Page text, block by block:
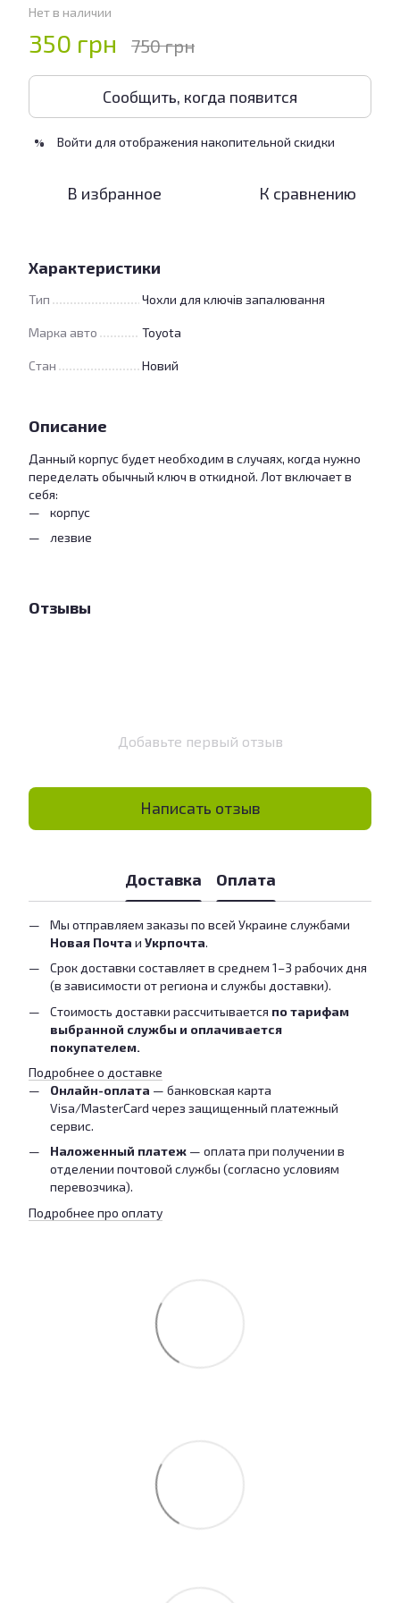
Нет в наличии
350 грн 750 грн
Сообщить, когда появится
% Войти для отображения накопительной скидки
В избранное К сравнению
Характеристики
Тип Чохли для ключів запалювання
Марка авто Toyota
Стан Новий
Описание
Данный корпус будет необходим в случаях, когда нужно
переделать обычный ключ в откидной. Лот включает в
себя:
корпус
лезвие
Отзывы
Добавьте первый отзыв
Написать отзыв
Доставка Оплата
Мы отправляем заказы по всей Украине службами
Новая Почта и Укрпочта.
Срок доставки составляет в среднем 1–3 рабочих дня
(в зависимости от региона и службы доставки).
Стоимость доставки рассчитывается по тарифам
выбранной службы и оплачивается
покупателем.
Подробнее о доставке
Онлайн-оплата — банковская карта
Visa/MasterCard через защищенный платежный
сервис.
Наложенный платеж — оплата при получении в
отделении почтовой службы (согласно условиям
перевозчика).
Подробнее про оплату